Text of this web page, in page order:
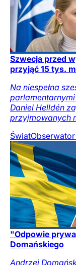
Szwecja przed
przyjąć 15 tys.
Na niespełna
Daniel Helldén
przyjmowanych
Świat
"Odpowie
Domańskiego
Andrzej